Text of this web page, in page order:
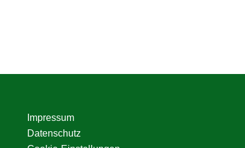
Seitenspalte
Impressum
Datenschutz